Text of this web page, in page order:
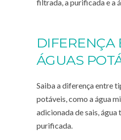
filtrada, a purificada e a
DIFERENÇA
ÁGUAS
Saiba a diferença entre
potáveis, como a água
adicionada de sais,
purificada.